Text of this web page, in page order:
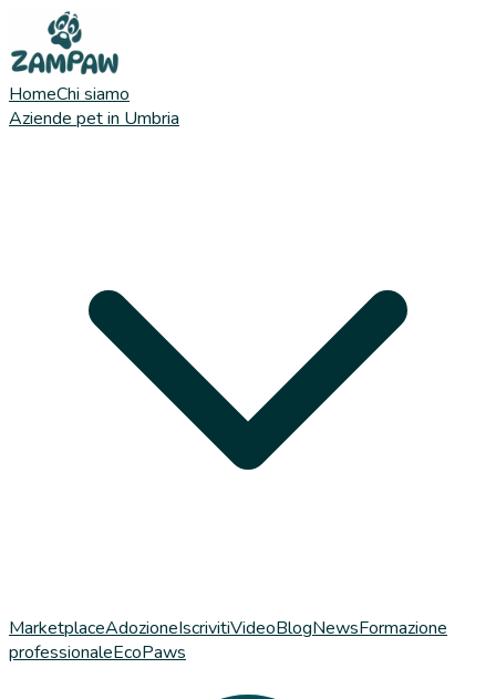
HomeChi siamo
Aziende pet in Umbria
MarketplaceAdozioneIscrivitiVideoBlogNewsFormazione
professionaleEcoPaws